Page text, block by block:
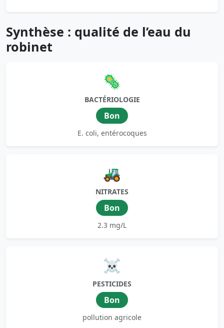
Synthèse : qualité de l’eau du
robinet
🦠
BACTÉRIOLOGIE
Bon
E. coli, entérocoques
🚜
NITRATES
Bon
2.3 mg/L
☠️
PESTICIDES
Bon
pollution agricole